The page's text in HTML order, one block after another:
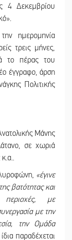
4 Δεκεμβρίου
ημερομηνία
τρεις μήνες,
το πέρας του
έγγραφο, άρση
Πολιτικής
Μάνης
σε χωριά
«έγινε
βατότητας και
με
με την
την Ομάδα
παραδέχεται